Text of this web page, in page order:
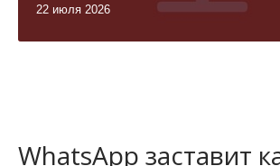
22 июля 2026
WhatsApp заставит